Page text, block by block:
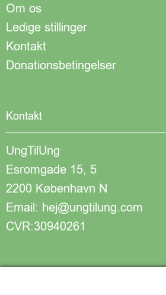
Om os
Ledige stillinger
Kontakt
Donationsbetingelser
Kontakt
UngTilUng
Esromgade 15, 5
2200 København N
Email: hej@ungtilung.com
CVR:30940261